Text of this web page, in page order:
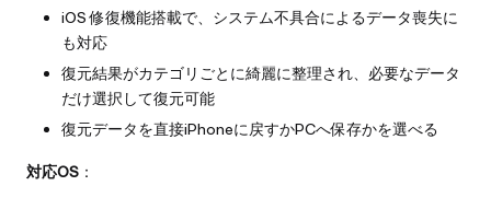
iOS 修復機能搭載で、システム不具合によるデータ喪失に
も対応
復元結果がカテゴリごとに綺麗に整理され、必要なデータ
だけ選択して復元可能
復元データを直接iPhoneに戻すかPCへ保存かを選べる
対応OS ：